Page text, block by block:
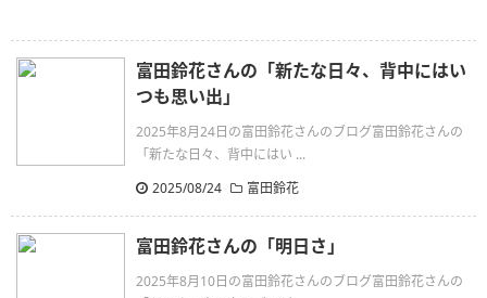
富田鈴花さんの「新たな日々、背中にはい
つも思い出」
2025年8月24日の富田鈴花さんのブログ富田鈴花さんの
「新たな日々、背中にはい ...
2025/08/24
富田鈴花
富田鈴花さんの「明日さ」
2025年8月10日の富田鈴花さんのブログ富田鈴花さんの